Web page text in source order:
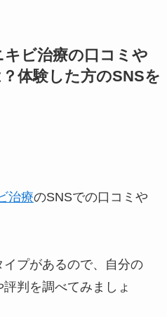
ビ治療の口コミや
体験した方のSNSを
治療のSNSでの口コミや
プがあるので、自分の
判を調べてみましょ